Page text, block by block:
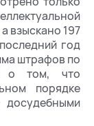
взыскано 197
год
штрафов по
о том, что
порядке